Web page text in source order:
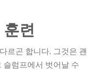
련
르곤 합니다. 그것은 괜
슬럼프에서 벗어날 수